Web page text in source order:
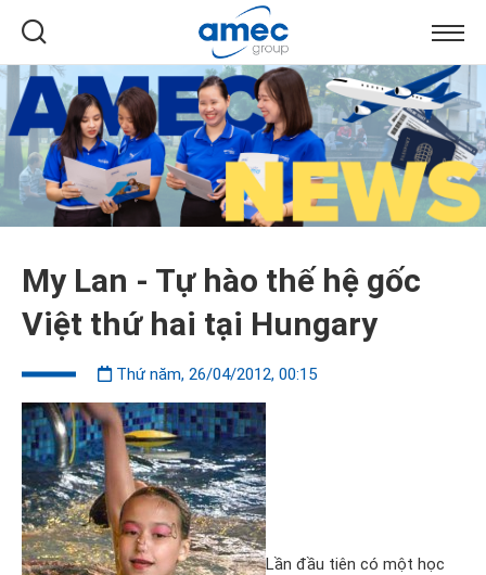
My Lan - Tự hào thế hệ gốc
Việt thứ hai tại Hungary
Thứ năm, 26/04/2012, 00:15
Lần đầu tiên có một học